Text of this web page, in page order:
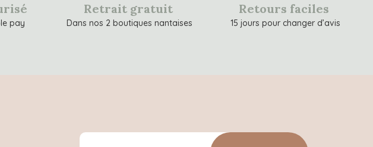
pay
Retrait gratuit
Dans nos 2 boutiques nantaises
Retours faciles
15 jours pour changer d’avis